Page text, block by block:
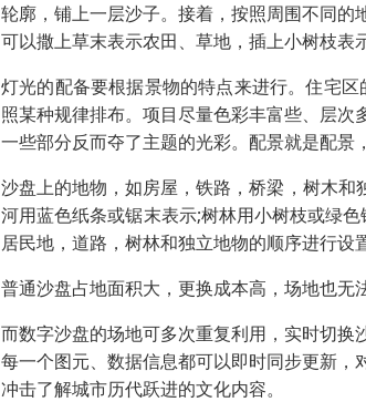
轮廓，铺上一层沙子。接着，按照周围不同
可以撒上草末表示农田、草地，插上小树枝表
灯光的配备要根据景物的特点来进行。住宅
照某种规律排布。项目尽量色彩丰富些、层
一些部分反而夺了主题的光彩。配景就是配景
沙盘上的地物，如房屋，铁路，桥梁，树木
河用蓝色纸条或锯末表示;树林用小树枝或绿
居民地，道路，树林和独立地物的顺序进行设
普通沙盘占地面积大，更换成本高，场地也
而数字沙盘的场地可多次重复利用，实时切
每一个图元、数据信息都可以即时同步更新
冲击了解城市历代跃进的文化内容。